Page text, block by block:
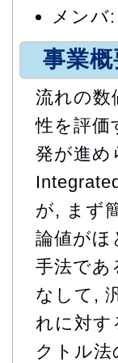
メンバ
事業概
流れの数
性を評価
発が進め
が, まず
論値がほ
手法であ
なして,
れに対す
クトル法